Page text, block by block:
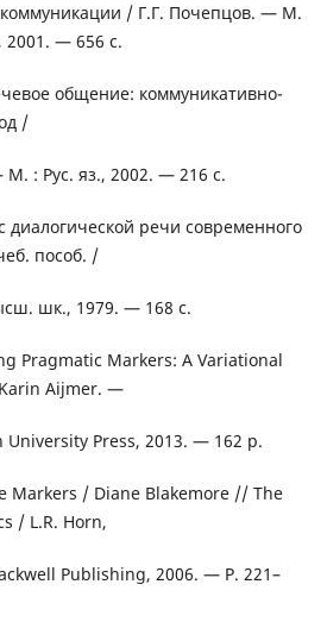
/ Г.Г. Почепцов. — М.
2001. — 656 с.
общение: коммуникативно-
/
: Рус. яз., 2002. — 216 с.
диалогической речи современного
пособ. /
шк., 1979. — 168 с.
Pragmatic Markers: A Variational
Aijmer. —
Press, 2013. — 162 p.
Markers / Diane Blakemore // The
/ L.R. Horn,
Publishing, 2006. — P. 221–